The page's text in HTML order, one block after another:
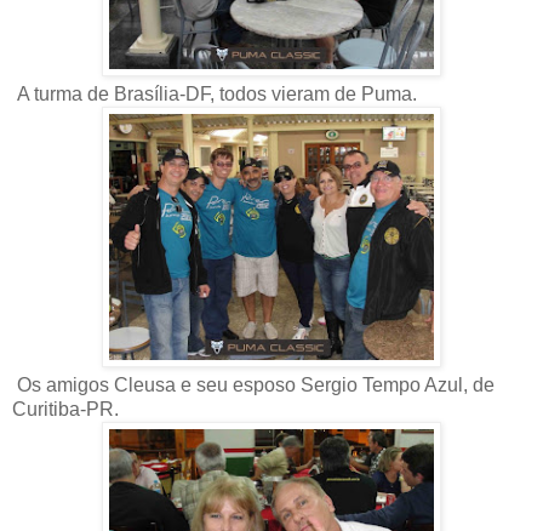
A turma de Brasília-DF, todos vieram de Puma.
Os amigos Cleusa e seu esposo Sergio Tempo Azul, de
Curitiba-PR.